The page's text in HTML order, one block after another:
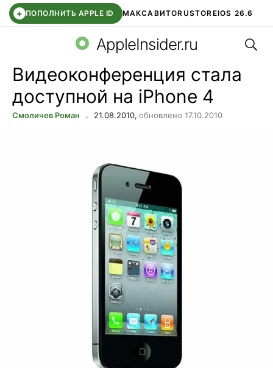
+ ПОПОЛНИТЬ APPLE ID МАКСАВИТОRUSTOREIOS 26.6
СБЕР КИДС ВТБ ОНЛАЙН ЧАТ В ROBLOX
AppleInsider.ru
Видеоконференция стала
доступной на iPhone 4
Смоличев Роман 21.08.2010, обновлено 17.10.2010